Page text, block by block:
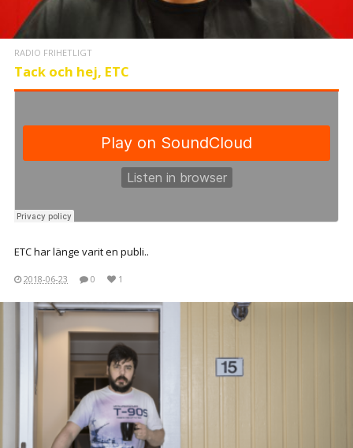
RADIO FRIHETLIGT
Tack och hej, ETC
ETC har länge varit en publi..
2018-06-23 0 1